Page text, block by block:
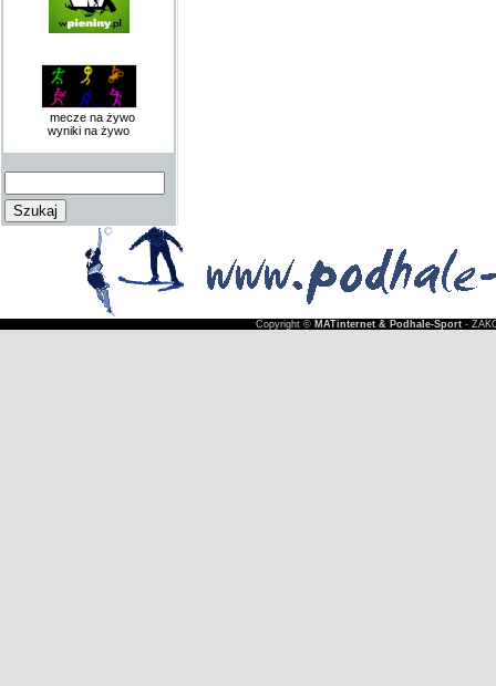
mecze na żywo
wyniki na żywo
Copyright © MATinternet & Podhale-Sport-